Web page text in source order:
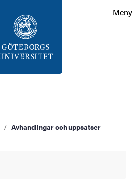
Meny
Avhandlingar och uppsatser